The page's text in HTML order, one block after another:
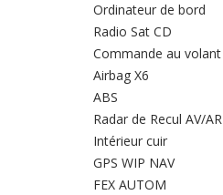
Ordinateur de bord
Radio Sat CD
Commande au volant
Airbag X6
ABS
Radar de Recul AV/AR
Intérieur cuir
GPS WIP NAV
FEX AUTOM